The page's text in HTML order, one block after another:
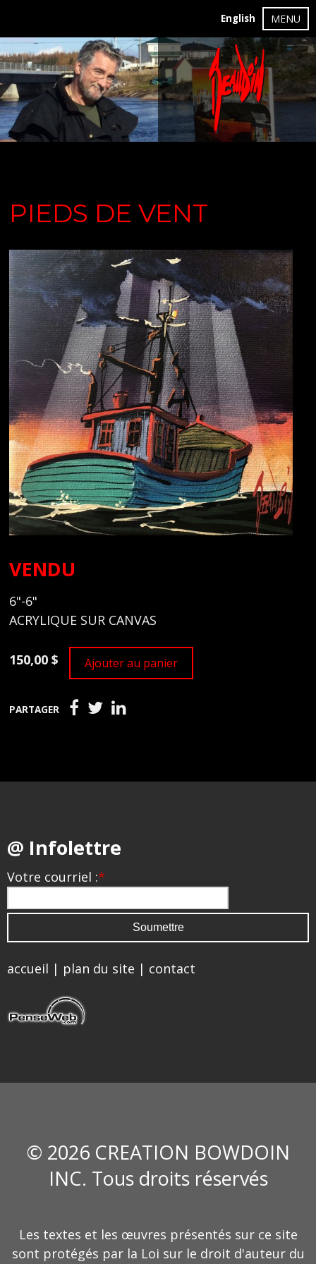
English MENU
PIEDS DE VENT
VENDU
6"-6"
ACRYLIQUE SUR CANVAS
150,00 $ Ajouter au panier
PARTAGER
@ Infolettre
Votre courriel :*
accueil | plan du site | contact
© 2026 CREATION BOWDOIN
INC. Tous droits réservés
Les textes et les œuvres présentés sur ce site
sont protégés par la Loi sur le droit d'auteur du